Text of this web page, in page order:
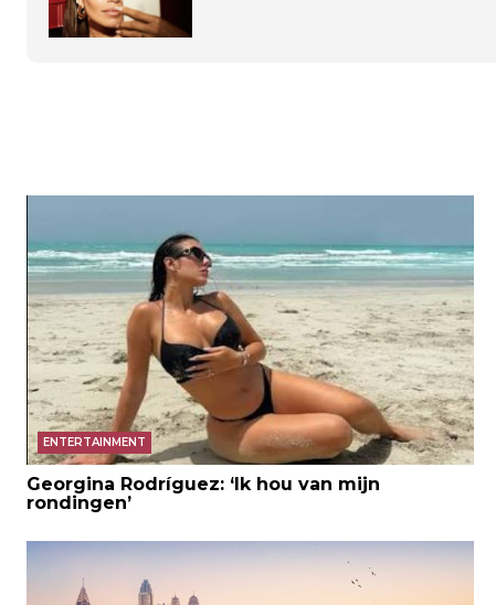
ENTERTAINMENT
Georgina Rodríguez: ‘Ik hou van mijn
rondingen’